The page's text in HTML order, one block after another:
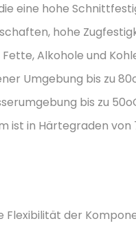
eine hohe
hohe
Alkohole und
Umgebung bis zu
bis zu
ist in Härtegraden von
der